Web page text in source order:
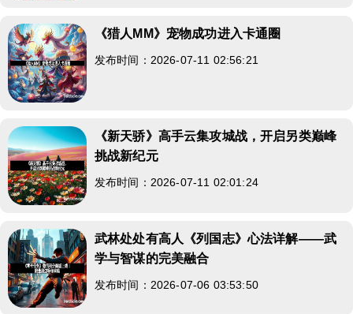
《猎人MM》宠物成功进入卡通圈
发布时间：2026-07-11 02:56:21
《新天骄》高手云集攻城战，开启另类巅峰
挑战新纪元
发布时间：2026-07-11 02:01:24
武林处处有高人《列国志》心法详解——武
学与智谋的完美融合
发布时间：2026-07-06 03:53:50